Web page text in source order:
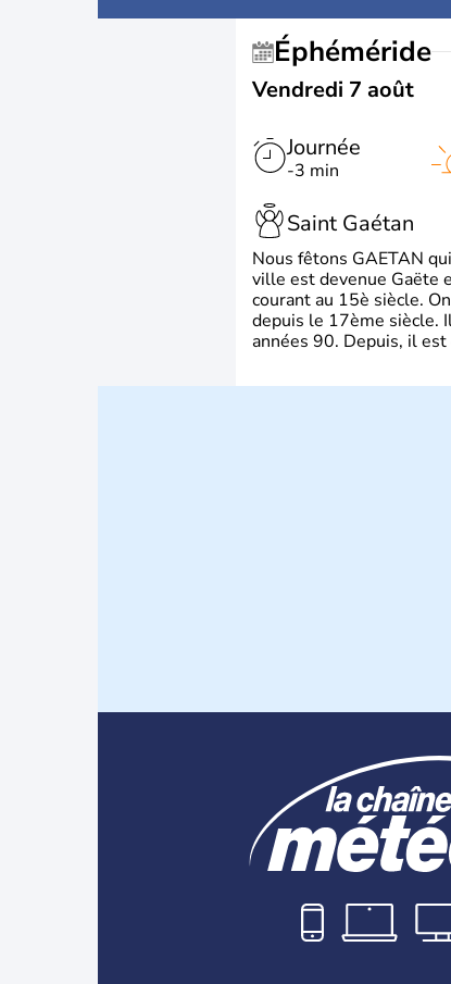
Éphéméride
Vendredi 7 août
Journée
-3 min
Saint Gaétan
Nous fêtons GAETAN
ville est devenue Gaëte
courant au 15è siècle.
depuis le 17ème siècle.
années 90. Depuis, il